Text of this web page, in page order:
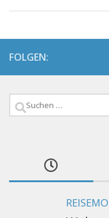
FOLGEN:
Suchen